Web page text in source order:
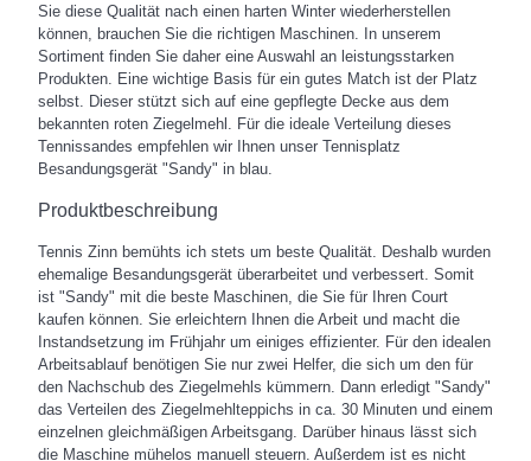
Sie diese Qualität nach einen harten Winter wiederherstellen
können, brauchen Sie die richtigen Maschinen. In unserem
Sortiment finden Sie daher eine Auswahl an leistungsstarken
Produkten. Eine wichtige Basis für ein gutes Match ist der Platz
selbst. Dieser stützt sich auf eine gepflegte Decke aus dem
bekannten roten Ziegelmehl. Für die ideale Verteilung dieses
Tennissandes empfehlen wir Ihnen unser Tennisplatz
Besandungsgerät "Sandy" in blau.
Produktbeschreibung
Tennis Zinn bemühts ich stets um beste Qualität. Deshalb wurden
ehemalige Besandungsgerät überarbeitet und verbessert. Somit
ist "Sandy" mit die beste Maschinen, die Sie für Ihren Court
kaufen können. Sie erleichtern Ihnen die Arbeit und macht die
Instandsetzung im Frühjahr um einiges effizienter. Für den idealen
Arbeitsablauf benötigen Sie nur zwei Helfer, die sich um den für
den Nachschub des Ziegelmehls kümmern. Dann erledigt "Sandy"
das Verteilen des Ziegelmehlteppichs in ca. 30 Minuten und einem
einzelnen gleichmäßigen Arbeitsgang. Darüber hinaus lässt sich
die Maschine mühelos manuell steuern. Außerdem ist es nicht